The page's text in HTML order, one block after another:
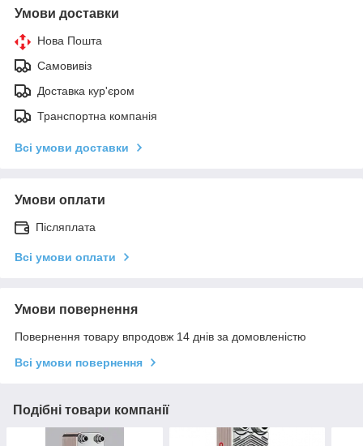
Умови доставки
Нова Пошта
Самовивіз
Доставка кур'єром
Транспортна компанія
Всі умови доставки
Умови оплати
Післяплата
Всі умови оплати
Умови повернення
Повернення товару впродовж 14 днів за домовленістю
Всі умови повернення
Подібні товари компанії